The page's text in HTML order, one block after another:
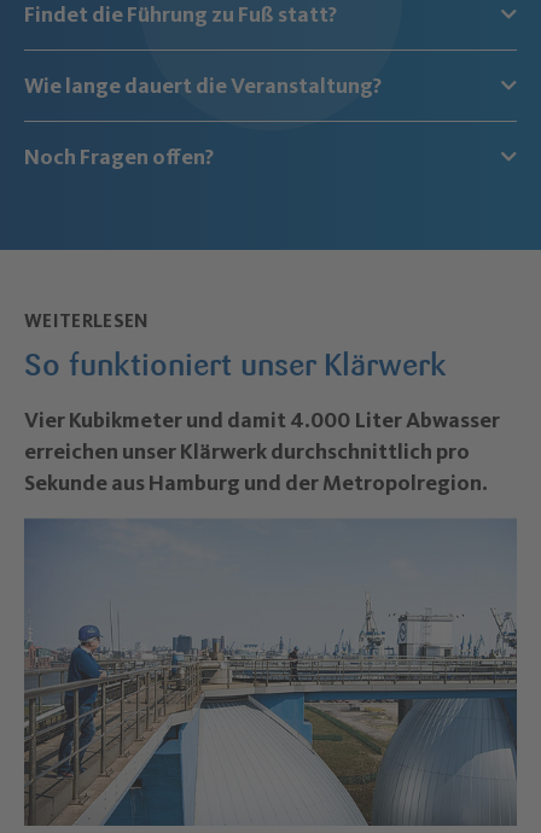
Findet die Führung zu Fuß statt?
Wie lange dauert die Veranstaltung?
Noch Fragen offen?
So funktioniert unser Klärwerk
–
WEITERLESEN
Vier Kubikmeter und damit 4.000 Liter Abwasser
erreichen unser Klärwerk durchschnittlich pro
Sekunde aus Hamburg und der Metropolregion.